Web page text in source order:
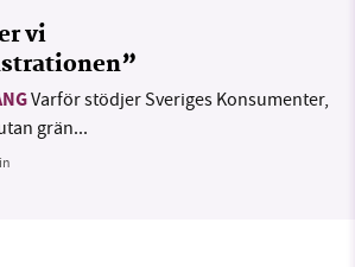
vi
Varför stödjer Sveriges Konsumenter,
grän...